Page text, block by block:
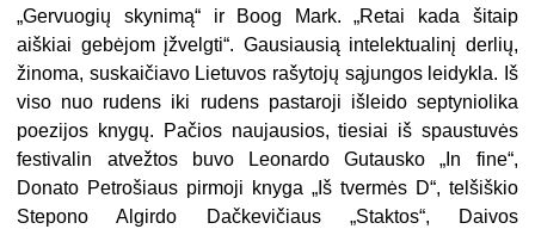
„Gervuogių skynimą“ ir Boog Mark. „Retai kada šitaip
aiškiai gebėjom įžvelgti“. Gausiausią intelektualinį derlių,
žinoma, suskaičiavo Lietuvos rašytojų sąjungos leidykla. Iš
viso nuo rudens iki rudens pastaroji išleido septyniolika
poezijos knygų. Pačios naujausios, tiesiai iš spaustuvės
festivalin atvežtos buvo Leonardo Gu­tausko „In fine“,
Donato Petrošiaus pirmoji knyga „Iš tvermės D“, telšiškio
Stepono Algirdo Dačkevičiaus „Staktos“, Daivos